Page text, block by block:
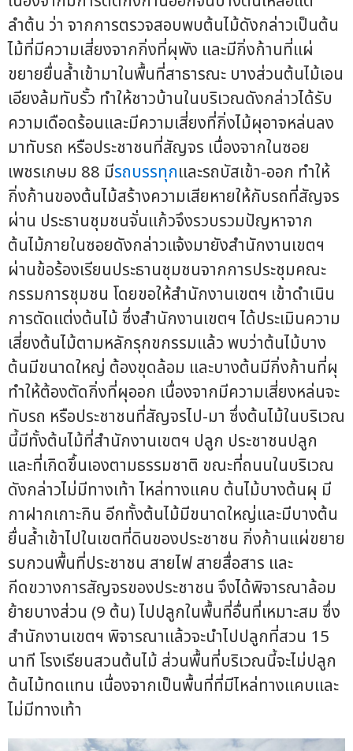
ลำต้น ว่า จากการตรวจสอบพบต้นไม้ดังกล่าวเป็นต้น
ไม้ที่มีความเสี่ยงจากกิ่งที่ผุพัง และมีกิ่งก้านที่แผ่
ขยายยื่นล้ำเข้ามาในพื้นที่สาธารณะ บางส่วนต้นไม้เอน
เอียงล้มทับรั้ว ทำให้ชาวบ้านในบริเวณดังกล่าวได้รับ
ความเดือดร้อนและมีความเสี่ยงที่กิ่งไม้ผุอาจหล่นลง
มาทับรถ หรือประชาชนที่สัญจร เนื่องจากในซอย
เพชรเกษม 88 มีรถบรรทุกและรถบัสเข้า-ออก ทำให้
กิ่งก้านของต้นไม้สร้างความเสียหายให้กับรถที่สัญจร
ผ่าน ประธานชุมชนจั่นแก้วจึงรวบรวมปัญหาจาก
ต้นไม้ภายในซอยดังกล่าวแจ้งมายังสำนักงานเขตฯ
ผ่านข้อร้องเรียนประธานชุมชนจากการประชุมคณะ
กรรมการชุมชน โดยขอให้สำนักงานเขตฯ เข้าดำเนิน
การตัดแต่งต้นไม้ ซึ่งสำนักงานเขตฯ ได้ประเมินความ
เสี่ยงต้นไม้ตามหลักรุกขกรรมแล้ว พบว่าต้นไม้บาง
ต้นมีขนาดใหญ่ ต้องขุดล้อม และบางต้นมีกิ่งก้านที่ผุ
ทำให้ต้องตัดกิ่งที่ผุออก เนื่องจากมีความเสี่ยงหล่นจะ
ทับรถ หรือประชาชนที่สัญจรไป-มา ซึ่งต้นไม้ในบริเวณ
นี้มีทั้งต้นไม้ที่สำนักงานเขตฯ ปลูก ประชาชนปลูก
และที่เกิดขึ้นเองตามธรรมชาติ ขณะที่ถนนในบริเวณ
ดังกล่าวไม่มีทางเท้า ไหล่ทางแคบ ต้นไม้บางต้นผุ มี
กาฝากเกาะกิน อีกทั้งต้นไม้มีขนาดใหญ่และมีบางต้น
ยื่นล้ำเข้าไปในเขตที่ดินของประชาชน กิ่งก้านแผ่ขยาย
รบกวนพื้นที่ประชาชน สายไฟ สายสื่อสาร และ
กีดขวางการสัญจรของประชาชน จึงได้พิจารณาล้อม
ย้ายบางส่วน (9 ต้น) ไปปลูกในพื้นที่อื่นที่เหมาะสม ซึ่ง
สำนักงานเขตฯ พิจารณาแล้วจะนำไปปลูกที่สวน 15
นาที โรงเรียนสวนต้นไม้ ส่วนพื้นที่บริเวณนี้จะไม่ปลูก
ต้นไม้ทดแทน เนื่องจากเป็นพื้นที่ที่มีไหล่ทางแคบและ
ไม่มีทางเท้า